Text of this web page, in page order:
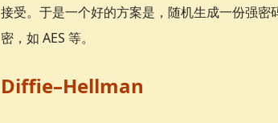
接受。于是一个好的方案是，随机生成一份强
密，如 AES 等。
Diffie–Hellman